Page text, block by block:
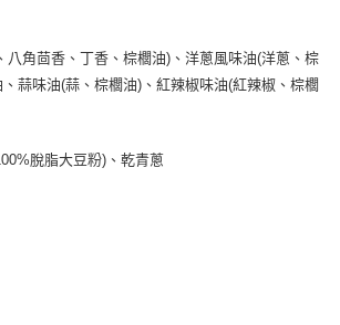
八角茴香、丁香、棕櫚油)、洋蔥風味油(洋蔥、棕
蒜味油(蒜、棕櫚油)、紅辣椒味油(紅辣椒、棕櫚
脫脂大豆粉)、乾青蔥